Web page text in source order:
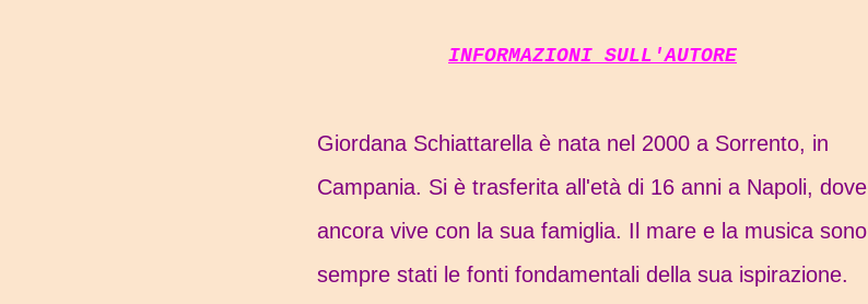
INFORMAZIONI SULL'AUTORE
Giordana Schiattarella è nata nel 2000 a Sorrento, in
Campania. Si è trasferita all'età di 16 anni a Napoli, dove
ancora vive con la sua famiglia. Il mare e la musica sono
sempre stati le fonti fondamentali della sua ispirazione.